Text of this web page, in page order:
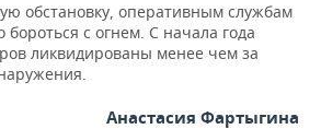
обстановку, оперативным службам
бороться с огнем. С начала года
ликвидированы менее чем за
Анастасия Фартыгина